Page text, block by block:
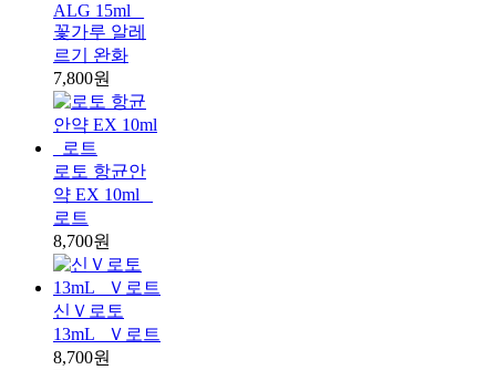
ALG 15ml _
꽃가루 알레
르기 완화
7,800원
로토 항균안
약 EX 10ml _
로트
8,700원
신Ｖ로토
13mL _Ｖ로트
8,700원